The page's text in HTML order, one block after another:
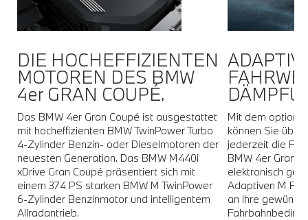
DIE HOCHEFFIZIENTEN
MOTOREN DES BMW
4er GRAN COUPÉ.
Das BMW 4er Gran Coupé ist ausgestattet
mit hocheffizienten BMW TwinPower Turbo
4-Zylinder Benzin- oder Dieselmotoren der
neuesten Generation. Das BMW M440i
xDrive Gran Coupé präsentiert sich mit
einem 374 PS starken BMW M TwinPower
6-Zylinder Benzinmotor und intelligentem
Allradantrieb.
Mit dem
können Sie über
jederzeit die
BMW 4er Gran
elektronisch
Adaptiven M
an Ihre